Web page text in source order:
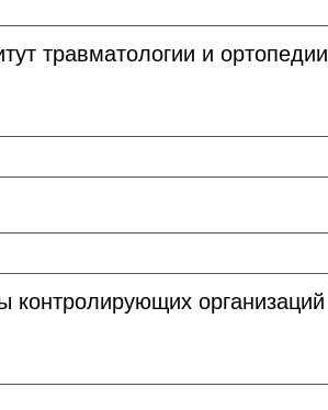
травматологии и ортопедии
контролирующих организаций